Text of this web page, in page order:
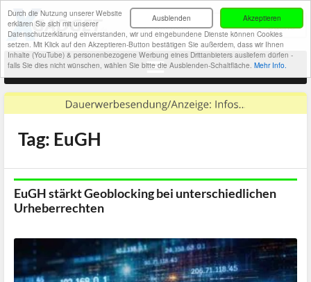
Akzeptieren
Ausblenden
Durch die Nutzung unserer Website
erklären Sie sich mit unserer
Datenschutzerklärung einverstanden, wir und eingebundene Dienste können Cookies
setzen. Mit Klick auf den Akzeptieren-Button bestätigen Sie außerdem, dass wir Ihnen
Inhalte (YouTube) & personenbezogene Werbung eines Drittanbieters ausliefern dürfen -
falls Sie dies nicht wünschen, wählen Sie bitte die Ausblenden-Schaltfläche. Mehr Info.
Tag: EuGH
EuGH stärkt Geoblocking bei unterschiedlichen
Urheberrechten